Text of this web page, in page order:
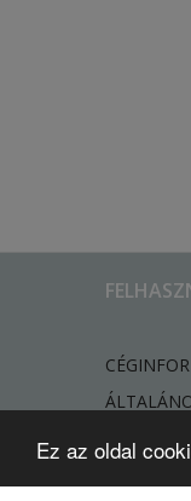
Ez az oldal